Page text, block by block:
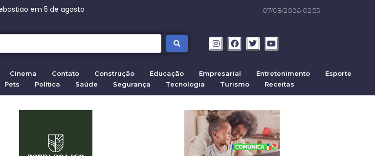
Moraes contra senador
na fábrica de chocolates
na fábrica de chocolates
da Marrocos em 2026 07/08/2026 02:53
Cinema Contato Construção Educação Empresarial Entretenimento
Esporte
Pets Política Saúde Segurança Tecnologia Turismo Receitas